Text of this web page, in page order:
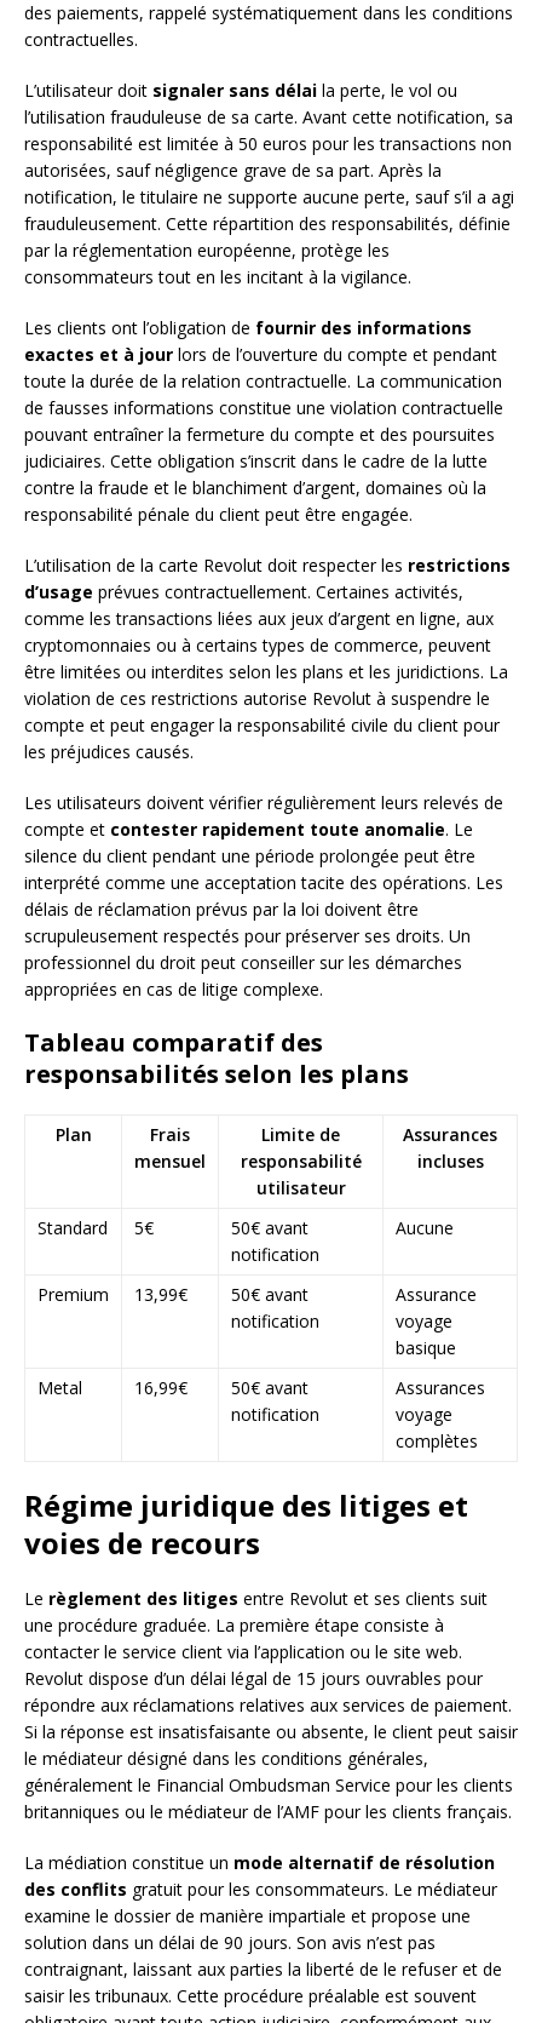
des paiements, rappelé systématiquement dans les conditions
contractuelles.
L’utilisateur doit signaler sans délai la perte, le vol ou
l’utilisation frauduleuse de sa carte. Avant cette notification, sa
responsabilité est limitée à 50 euros pour les transactions non
autorisées, sauf négligence grave de sa part. Après la
notification, le titulaire ne supporte aucune perte, sauf s’il a agi
frauduleusement. Cette répartition des responsabilités, définie
par la réglementation européenne, protège les
consommateurs tout en les incitant à la vigilance.
Les clients ont l’obligation de fournir des informations
exactes et à jour lors de l’ouverture du compte et pendant
toute la durée de la relation contractuelle. La communication
de fausses informations constitue une violation contractuelle
pouvant entraîner la fermeture du compte et des poursuites
judiciaires. Cette obligation s’inscrit dans le cadre de la lutte
contre la fraude et le blanchiment d’argent, domaines où la
responsabilité pénale du client peut être engagée.
L’utilisation de la carte Revolut doit respecter les restrictions
d’usage prévues contractuellement. Certaines activités,
comme les transactions liées aux jeux d’argent en ligne, aux
cryptomonnaies ou à certains types de commerce, peuvent
être limitées ou interdites selon les plans et les juridictions. La
violation de ces restrictions autorise Revolut à suspendre le
compte et peut engager la responsabilité civile du client pour
les préjudices causés.
Les utilisateurs doivent vérifier régulièrement leurs relevés de
compte et contester rapidement toute anomalie. Le
silence du client pendant une période prolongée peut être
interprété comme une acceptation tacite des opérations. Les
délais de réclamation prévus par la loi doivent être
scrupuleusement respectés pour préserver ses droits. Un
professionnel du droit peut conseiller sur les démarches
appropriées en cas de litige complexe.
Tableau comparatif des
responsabilités selon les plans
Plan
Frais
mensuel
Limite de
responsabilité
utilisateur
Assurances
incluses
Standard 5€
50€ avant
notification
Aucune
Premium 13,99€
50€ avant
notification
Assurance
voyage
basique
Metal
16,99€
50€ avant
notification
Assurances
voyage
complètes
Régime juridique des litiges et
voies de recours
Le règlement des litiges entre Revolut et ses clients suit
une procédure graduée. La première étape consiste à
contacter le service client via l’application ou le site web.
Revolut dispose d’un délai légal de 15 jours ouvrables pour
répondre aux réclamations relatives aux services de paiement.
Si la réponse est insatisfaisante ou absente, le client peut saisir
le médiateur désigné dans les conditions générales,
généralement le Financial Ombudsman Service pour les clients
britanniques ou le médiateur de l’AMF pour les clients français.
La médiation constitue un mode alternatif de résolution
des conflits gratuit pour les consommateurs. Le médiateur
examine le dossier de manière impartiale et propose une
solution dans un délai de 90 jours. Son avis n’est pas
contraignant, laissant aux parties la liberté de le refuser et de
saisir les tribunaux. Cette procédure préalable est souvent